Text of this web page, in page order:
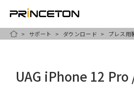
HOME
サポート ダウンロード プレス用
UAG iPhone 12 Pro